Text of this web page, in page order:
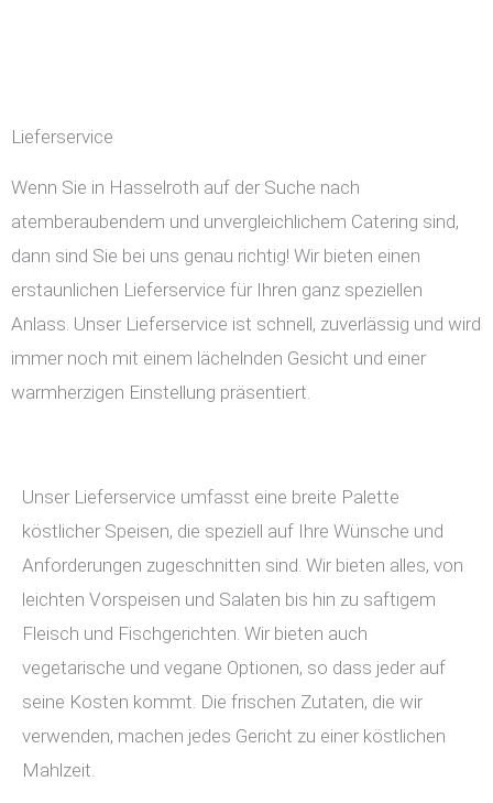
Lieferservice
Wenn Sie in Hasselroth auf der Suche nach
atemberaubendem und unvergleichlichem Catering sind,
dann sind Sie bei uns genau richtig! Wir bieten einen
erstaunlichen Lieferservice für Ihren ganz speziellen
Anlass. Unser Lieferservice ist schnell, zuverlässig und wird
immer noch mit einem lächelnden Gesicht und einer
warmherzigen Einstellung präsentiert.
Unser Lieferservice umfasst eine breite Palette
köstlicher Speisen, die speziell auf Ihre Wünsche und
Anforderungen zugeschnitten sind. Wir bieten alles, von
leichten Vorspeisen und Salaten bis hin zu saftigem
Fleisch und Fischgerichten. Wir bieten auch
vegetarische und vegane Optionen, so dass jeder auf
seine Kosten kommt. Die frischen Zutaten, die wir
verwenden, machen jedes Gericht zu einer köstlichen
Mahlzeit.